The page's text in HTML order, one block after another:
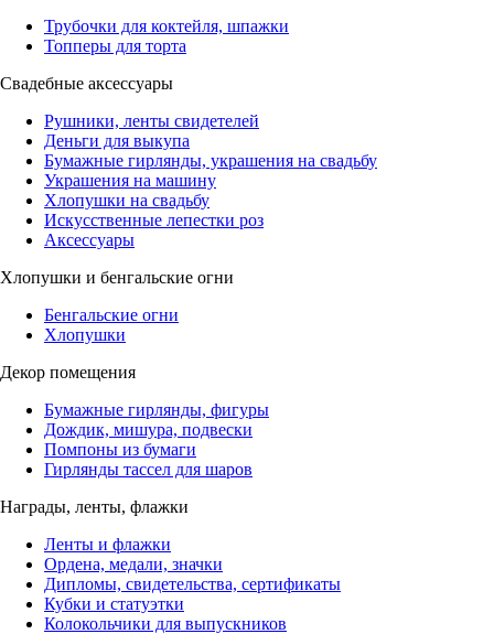
Трубочки для коктейля, шпажки
Топперы для торта
Свадебные аксессуары
Рушники, ленты свидетелей
Деньги для выкупа
Бумажные гирлянды, украшения на свадьбу
Украшения на машину
Хлопушки на свадьбу
Искусственные лепестки роз
Аксессуары
Хлопушки и бенгальские огни
Бенгальские огни
Хлопушки
Декор помещения
Бумажные гирлянды, фигуры
Дождик, мишура, подвески
Помпоны из бумаги
Гирлянды тассел для шаров
Награды, ленты, флажки
Ленты и флажки
Ордена, медали, значки
Дипломы, свидетельства, сертификаты
Кубки и статуэтки
Колокольчики для выпускников